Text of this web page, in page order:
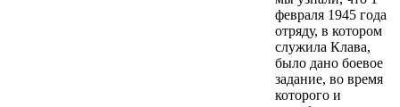
февраля 1945 года
отряду, в котором
служила Клава,
было дано боевое
задание, во время
которого и